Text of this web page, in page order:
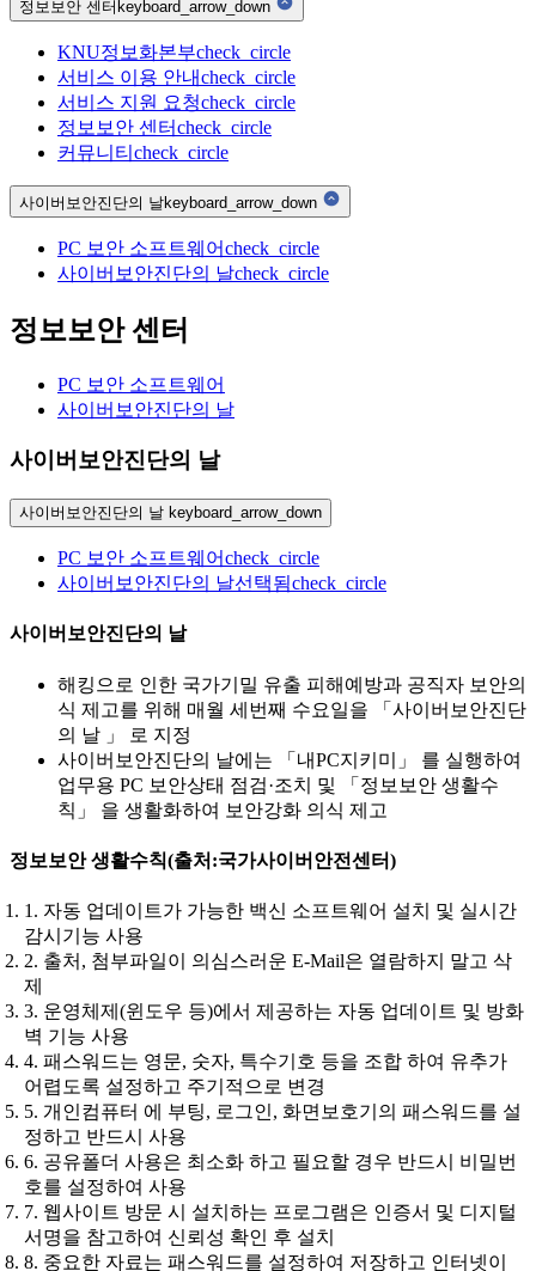
정보보안 센터 keyboard_arrow_down
KNU정보화본부check_circle
서비스 이용 안내check_circle
서비스 지원 요청check_circle
정보보안 센터check_circle
커뮤니티 check_circle
사이버보안진단의 날keyboard_arrow_down
PC 보안 소프트웨어check_circle
사이버보안진단의 날check_circle
정보보안 센터
PC 보안 소프트웨어
사이버보안진단의 날
사이버보안진단의 날
사이버보안진단의 날 keyboard_arrow_down
PC 보안 소프트웨어check_circle
사이버보안진단의 날선택됨check_circle
사이버보안진단의 날
해킹으로 인한 국가기밀 유출 피해예방과 공직자 보안의
식 제고를 위해 매월 세번째 수요일을 「사이버보안진단
의 날 」 로 지정
사이버보안진단의 날에는 「내PC지키미」 를 실행하여
업무용 PC 보안상태 점검·조치 및 「정보보안 생활수
칙」 을 생활화하여 보안강화 의식 제고
정보보안 생활수칙(출처:국가사이버안전센터)
자동 업데이트가 가능한 백신 소프트웨어 설치 및 실시간
감시기능 사용
출처, 첨부파일이 의심스러운 E-Mail은 열람하지 말고 삭
제
운영체제(윈도우 등)에서 제공하는 자동 업데이트 및 방화
벽 기능 사용
패스워드는 영문, 숫자, 특수기호 등을 조합 하여 유추가
어렵도록 설정하고 주기적으로 변경
개인컴퓨터 에 부팅, 로그인, 화면보호기의 패스워드를 설
정하고 반드시 사용
공유폴더 사용은 최소화 하고 필요할 경우 반드시 비밀번
호를 설정하여 사용
웹사이트 방문 시 설치하는 프로그램은 인증서 및 디지털
서명을 참고하여 신뢰성 확인 후 설치
중요한 자료는 패스워드를 설정하여 저장하고 인터넷이